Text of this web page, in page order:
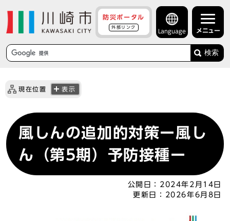
防災ポータル
外部リンク
Language メニュー
検索
現在位置 表示
風しんの追加的対策ー風し
ん（第5期）予防接種ー
公開日： 2024年2月14日
更新日：
2026年6月8日